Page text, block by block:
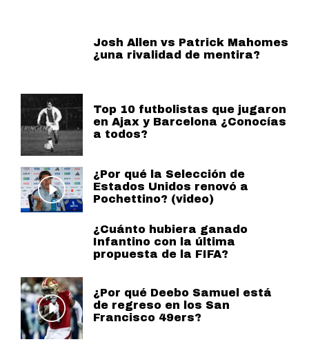
Josh Allen vs Patrick Mahomes
¿una rivalidad de mentira?
Top 10 futbolistas que jugaron
en Ajax y Barcelona ¿Conocías
a todos?
¿Por qué la Selección de
Estados Unidos renovó a
Pochettino? (video)
¿Cuánto hubiera ganado
Infantino con la última
propuesta de la FIFA?
¿Por qué Deebo Samuel está
de regreso en los San
Francisco 49ers?